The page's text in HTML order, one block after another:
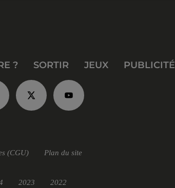
? SORTIR JEUX PUBLICITÉ
(CGU) Plan du site
2023 2022